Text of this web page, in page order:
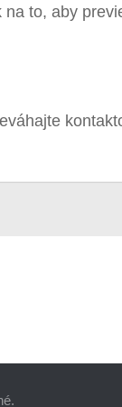
to, aby